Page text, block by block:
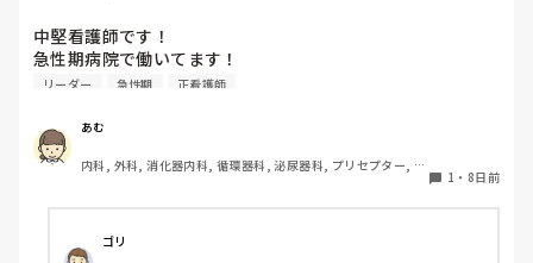
中堅看護師です！
急性期病院で働いてます！
リーダーの育てかた、教えてください！教育に悩んでます💦
リーダー 急性期 正看護師
あむ
内科, 外科, 消化器内科, 循環器科, 泌尿器科, プリセプター, リ
1 ・ 8日前
ゴリ